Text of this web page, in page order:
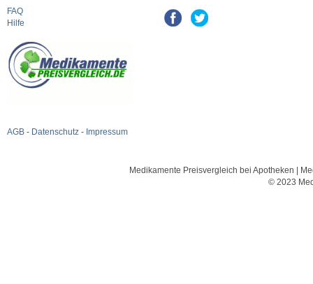
FAQ
Hilfe
AGB - Datenschutz - Impressum
Medikamente Preisvergleich bei Apotheken |
© 2023